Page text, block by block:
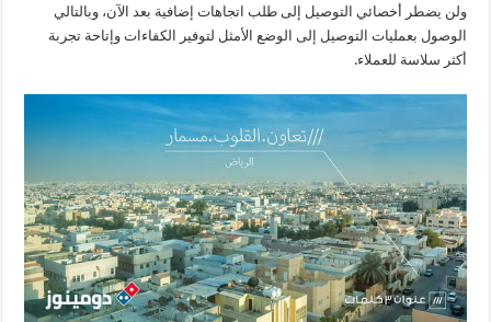
ولن يضطر أخصائي التوصيل إلى طلب اتجاهات إضافية بعد الآن، وبالتالي
الوصول بعمليات التوصيل إلى الوضع الأمثل لتوفير الكفاءات وإتاحة تجربة
أكثر سلاسة للعملاء.